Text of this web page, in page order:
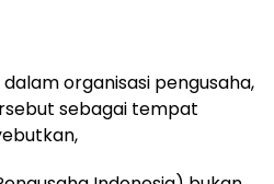
dalam organisasi pengusaha,
sebagai tempat